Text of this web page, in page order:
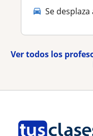
Se
Ver todos los